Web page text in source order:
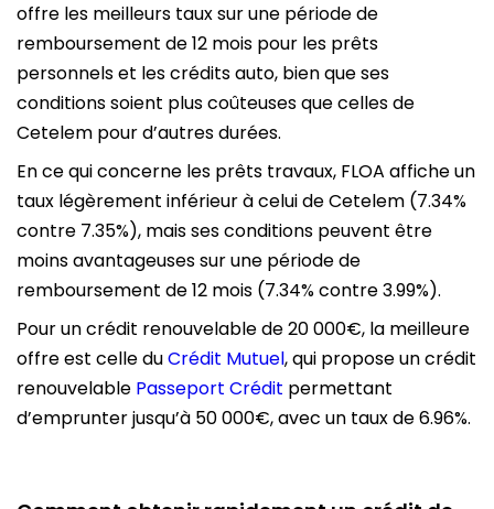
offre les meilleurs taux sur une période de
remboursement de 12 mois pour les prêts
personnels et les crédits auto, bien que ses
conditions soient plus coûteuses que celles de
Cetelem pour d’autres durées.
En ce qui concerne les prêts travaux, FLOA affiche un
taux légèrement inférieur à celui de Cetelem (7.34%
contre 7.35%), mais ses conditions peuvent être
moins avantageuses sur une période de
remboursement de 12 mois (7.34% contre 3.99%).
Pour un crédit renouvelable de 20 000€, la meilleure
offre est celle duCrédit Mutuel, qui propose un crédit
renouvelable Passeport Crédit permettant
d’emprunter jusqu’à 50 000€, avec un taux de 6.96%.